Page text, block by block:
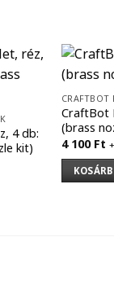
4 db:
kit)
CRAFTBOT
CraftBot
(brass
4 100 Ft